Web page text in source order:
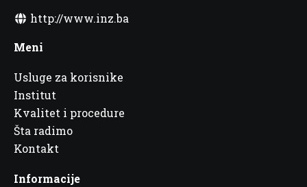
http://www.inz.ba
Meni
Usluge za korisnike
Institut
Kvalitet i procedure
Šta radimo
Kontakt
Informacije